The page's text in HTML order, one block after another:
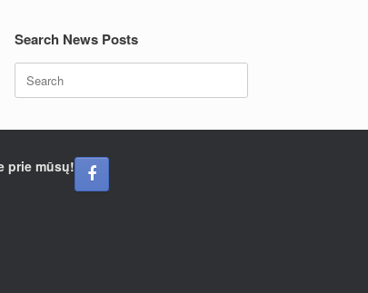
Search News Posts
Search
for:
prie mūsų!